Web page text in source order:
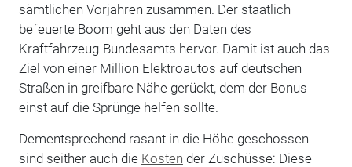
sämtlichen Vorjahren zusammen. Der staatlich
befeuerte Boom geht aus den Daten des
Kraftfahrzeug-Bundesamts hervor. Damit ist auch das
Ziel von einer Million Elektroautos auf deutschen
Straßen in greifbare Nähe gerückt, dem der Bonus
einst auf die Sprünge helfen sollte.
Dementsprechend rasant in die Höhe geschossen
sind seither auch die Kosten der Zuschüsse: Diese